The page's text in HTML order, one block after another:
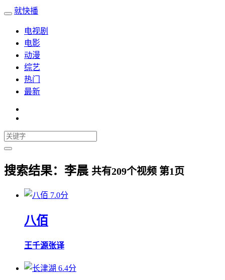
就快播
电视剧
电影
动漫
综艺
热门
最新
搜索结果： 李晨 共有209个视频 第1 页
7.0分
八佰
王千源张译
6.4分